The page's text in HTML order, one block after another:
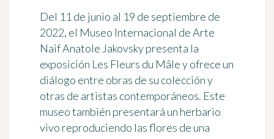
Del 11 de junio al 19 de septiembre de
2022, el Museo Internacional de Arte
Naif Anatole Jakovskypresenta la
exposición Les Fleurs du Mâley ofrece un
diálogo entre obras de su colección y
otras de artistas contemporáneos. Este
museo también presentará un herbario
vivo reproduciendo las flores de una